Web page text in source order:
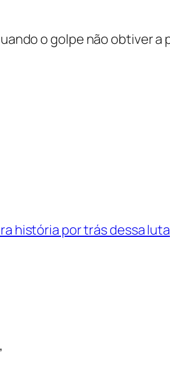
o golpe não obtiver
história por trás dessa luta